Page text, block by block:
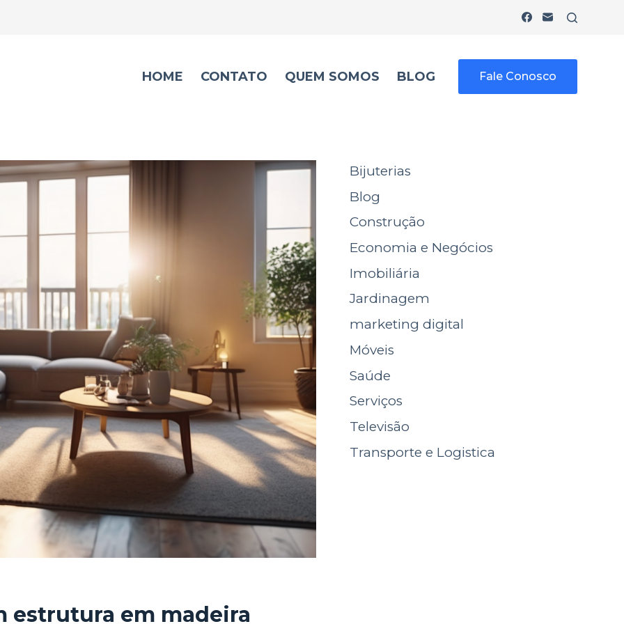
HOME CONTATO QUEM SOMOS BLOG Fale Conosco
estrutura em madeira
Bijuterias
Blog
Construção
Economia e Negócios
Imobiliária
Jardinagem
marketing digital
Móveis
Saúde
Serviços
Televisão
Transporte e Logistica